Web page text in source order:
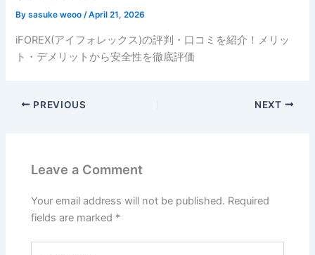
Bysasuke weoo/April 21, 2026
iFOREX(アイフォレックス)の評判・口コミを紹介！メリッ
ト・デメリットから安全性を徹底評価
PREVIOUS NEXT
Leave a Comment
Your email address will not be published. Required
fields are marked *